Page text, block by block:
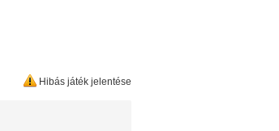
Hibás játék jelentése